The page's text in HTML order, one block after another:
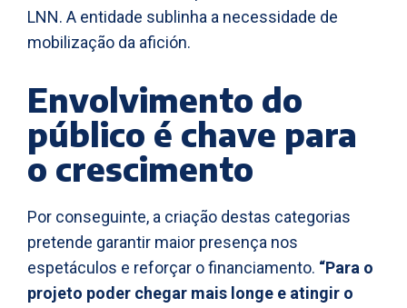
LNN. A entidade sublinha a necessidade de
mobilização da afición.
Envolvimento do
público é chave para
o crescimento
Por conseguinte, a criação destas categorias
pretende garantir maior presença nos
espetáculos e reforçar o financiamento. “Para o
projeto poder chegar mais longe e atingir o